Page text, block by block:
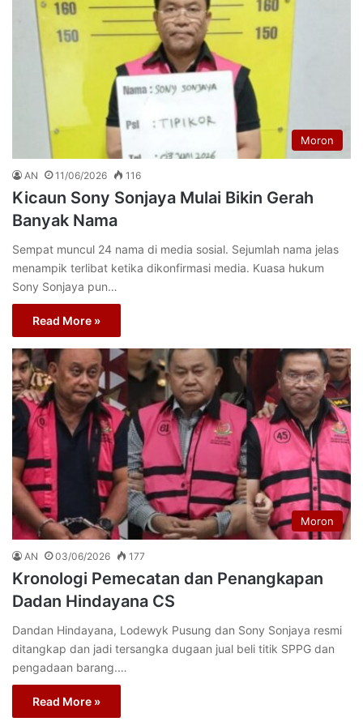
Moron
AN 11/06/2026 116
Kicaun Sony Sonjaya Mulai Bikin Gerah
Banyak Nama
Sempat muncul 24 nama di media sosial. Sejumlah nama jelas
menampik terlibat ketika dikonfirmasi media. Kuasa hukum
Sony Sonjaya pun…
Read More »
Moron
AN 03/06/2026 177
Kronologi Pemecatan dan Penangkapan
Dadan Hindayana CS
Dandan Hindayana, Lodewyk Pusung dan Sony Sonjaya resmi
ditangkap dan jadi tersangka dugaan jual beli titik SPPG dan
pengadaan barang.…
Read More »